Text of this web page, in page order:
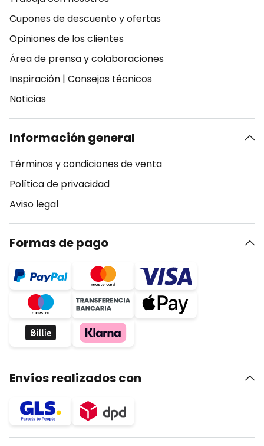
Cupones de descuento y ofertas
Opiniones de los clientes
Área de prensa y colaboraciones
Inspiración | Consejos técnicos
Noticias
Información general
Términos y condiciones de venta
Política de privacidad
Aviso legal
Formas de pago
Envíos realizados con